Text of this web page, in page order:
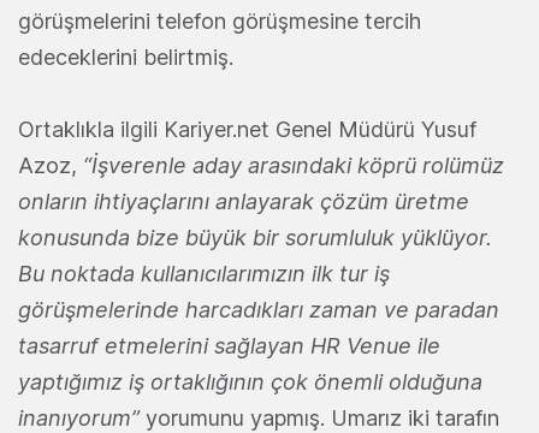
görüşmelerini telefon görüşmesine tercih
edeceklerini belirtmiş.
Ortaklıkla ilgili Kariyer.net Genel Müdürü Yusuf
Azoz, “İşverenle aday arasındaki köprü rolümüz
onların ihtiyaçlarını anlayarak çözüm üretme
konusunda bize büyük bir sorumluluk yüklüyor.
Bu noktada kullanıcılarımızın ilk tur iş
görüşmelerinde harcadıkları zaman ve paradan
tasarruf etmelerini sağlayan HR Venue ile
yaptığımız iş ortaklığının çok önemli olduğuna
inanıyorum”yorumunu yapmış. Umarız iki tarafın